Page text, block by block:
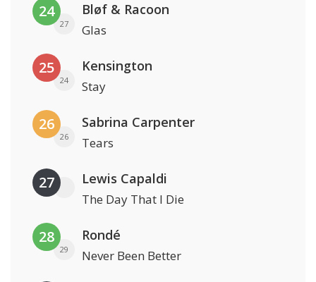
24
27
Bløf & Racoon
Glas
25
24
Kensington
Stay
26
26
Sabrina Carpenter
Tears
27 Lewis Capaldi
The Day That I Die
28
29
Rondé
Never Been Better